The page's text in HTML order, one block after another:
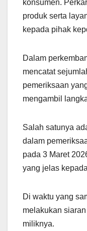
konsumen.
produk serta
kepada pihak
Dalam
mencatat
pemeriksaan
mengambil
Salah satunya
dalam
pada 3 Maret
yang jelas
Di waktu yang
melakukan
miliknya.